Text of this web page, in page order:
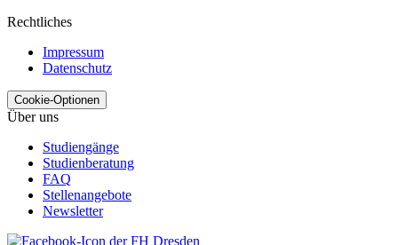
Rechtliches
Impressum
Datenschutz
Cookie-Optionen
Über uns
Studiengänge
Studienberatung
FAQ
Stellenangebote
Newsletter